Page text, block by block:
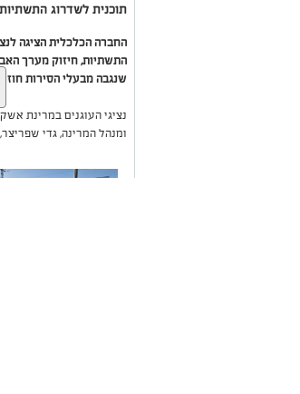
תוכנית לשדרוג
החברה הכלכלית הציגה
התשתיות, חיזוק מערך
שנגבה מבעלי הסירות
נציגי העוגנים במרינת
ומנהל המרינה, גדי
השקעה בתשתיות,